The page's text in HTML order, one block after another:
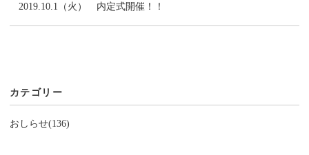
2019.10.1（火） 内定式開催！！
カテゴリー
おしらせ(136)